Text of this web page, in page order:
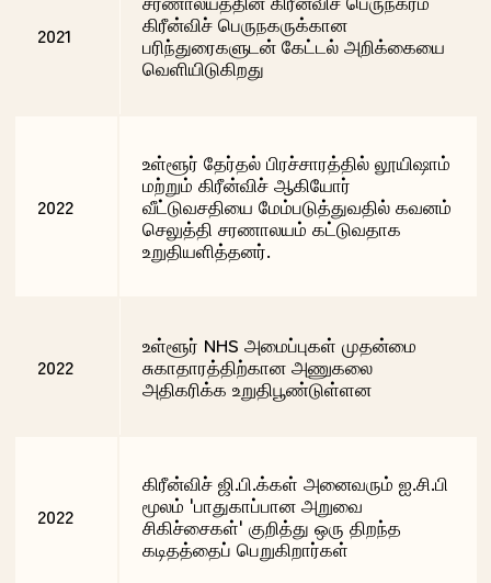
2021
கிரீன்விச் பெருநகருக்கான
பரிந்துரைகளுடன் கேட்டல் அறிக்கையை
வெளியிடுகிறது
2022
உள்ளூர் தேர்தல் பிரச்சாரத்தில் லூயிஷாம்
மற்றும் கிரீன்விச் ஆகியோர்
வீட்டுவசதியை மேம்படுத்துவதில் கவனம்
செலுத்தி சரணாலயம் கட்டுவதாக
உறுதியளித்தனர்.
2022
உள்ளூர் NHS அமைப்புகள் முதன்மை
சுகாதாரத்திற்கான அணுகலை
அதிகரிக்க உறுதிபூண்டுள்ளன
2022
கிரீன்விச் ஜி.பி.க்கள் அனைவரும் ஐ.சி.பி
மூலம் 'பாதுகாப்பான அறுவை
சிகிச்சைகள்' குறித்து ஒரு திறந்த
கடிதத்தைப் பெறுகிறார்கள்